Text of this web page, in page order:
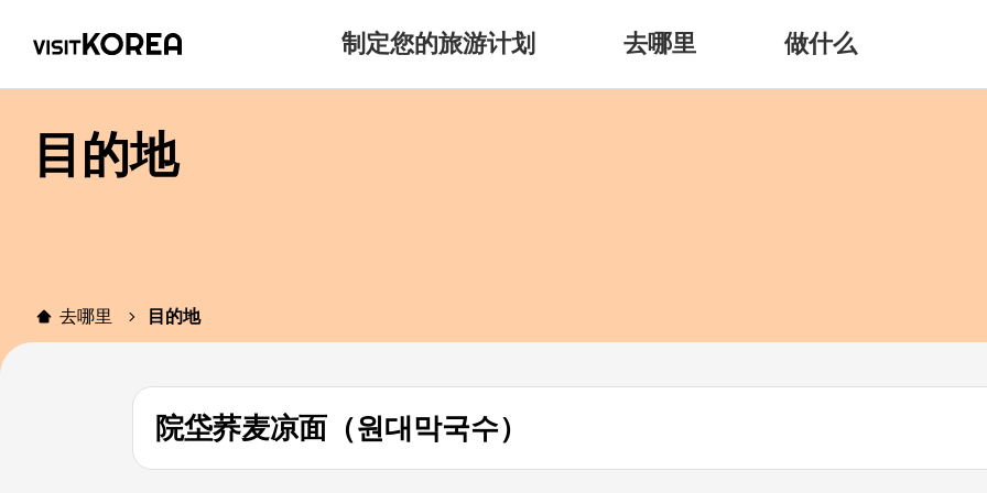
制定您的旅游计划 去哪里 做什么
目的地
去哪里 目的地
院垈荞麦凉面（원대막국수）